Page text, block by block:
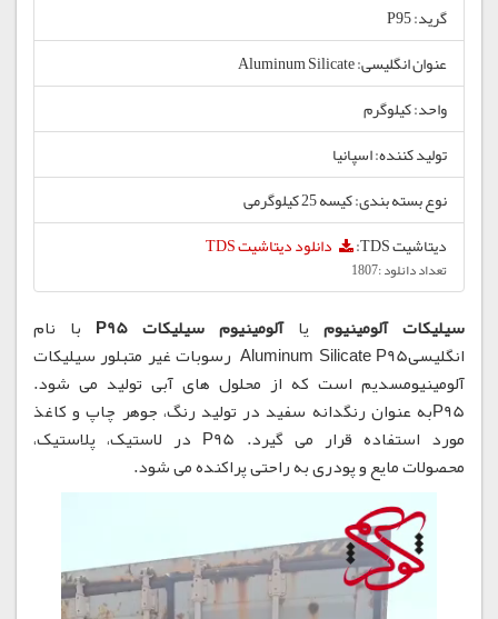
گرید: P95
عنوان انگلیسی: Aluminum Silicate
واحد: کیلوگرم
تولید کننده: اسپانیا
نوع بسته بندی: کیسه 25 کیلوگرمی
دیتاشیت TDS:
دانلود دیتاشیت TDS
تعداد دانلود :1807
سیلیکات آلومینیوم یاآلومینیوم سیلیکات P95
با نام
انگلیسیAluminum Silicate P95 رسوبات غیر متبلور سیلیکات
آلومینیومسدیم است که از محلول های آبی تولید می شود.
P95به عنوان رنگدانه سفید در تولید رنگ، جوهر چاپ و کاغذ
مورد استفاده قرار می گیرد. P95 در لاستیک، پلاستیک،
محصولات مایع و پودری به راحتی پراکنده می شود.